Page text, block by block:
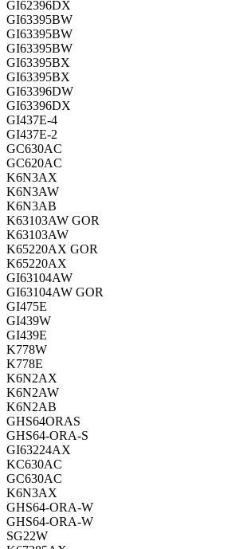
GI62396DX
GI63395BW
GI63395BW
GI63395BW
GI63395BX
GI63395BX
GI63396DW
GI63396DX
GI437E-4
GI437E-2
GC630AC
GC620AC
K6N3AX
K6N3AW
K6N3AB
K63103AW GOR
K63103AW
K65220AX GOR
K65220AX
GI63104AW
GI63104AW GOR
GI475E
GI439W
GI439E
K778W
K778E
K6N2AX
K6N2AW
K6N2AB
GHS64ORAS
GHS64-ORA-S
GI63224AX
KC630AC
GC630AC
K6N3AX
GHS64-ORA-W
GHS64-ORA-W
SG22W